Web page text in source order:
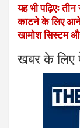
यह भी पढ़िएः
काटने के लिए आने
खामोश सिस्टम
खबर के